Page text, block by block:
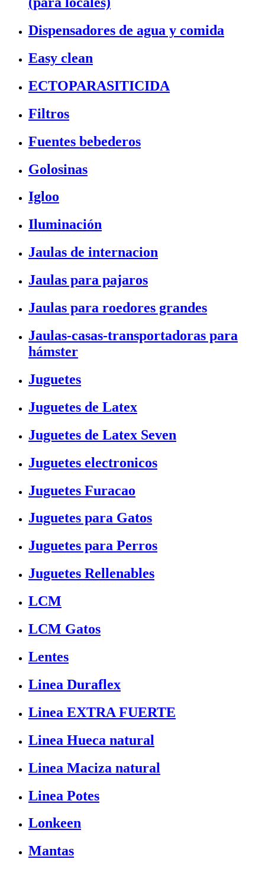
Dispensadores de agua y comida
Easy clean
ECTOPARASITICIDA
Filtros
Fuentes bebederos
Golosinas
Igloo
Iluminación
Jaulas de internacion
Jaulas para pajaros
Jaulas para roedores grandes
Jaulas-casas-transportadoras para
hámster
Juguetes
Juguetes de Latex
Juguetes de Latex Seven
Juguetes electronicos
Juguetes Furacao
Juguetes para Gatos
Juguetes para Perros
Juguetes Rellenables
LCM
LCM Gatos
Lentes
Linea Duraflex
Linea EXTRA FUERTE
Linea Hueca natural
Linea Maciza natural
Linea Potes
Lonkeen
Mantas